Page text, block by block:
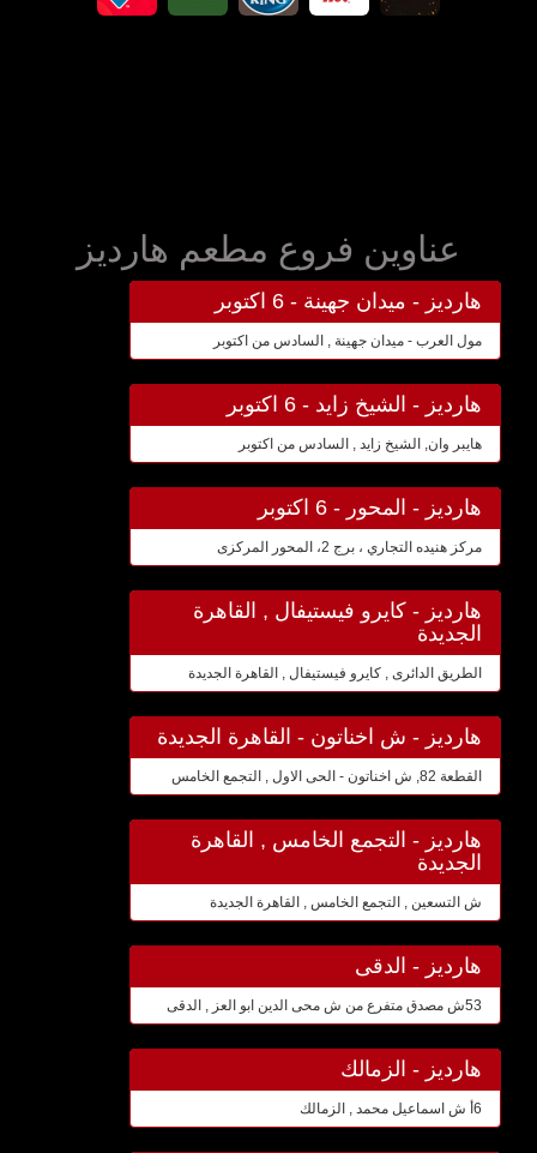
عناوين فروع مطعم هارديز
هارديز - ميدان جهينة - 6 اكتوبر
مول العرب - ميدان جهينة , السادس من اكتوبر
هارديز - الشيخ زايد - 6 اكتوبر
هايبر وان, الشيخ زايد , السادس من اكتوبر
هارديز - المحور - 6 اكتوبر
مركز هنيده التجاري ، برج 2، المحور المركزى
هارديز - كايرو فيستيفال , القاهرة
الجديدة
الطريق الدائرى , كايرو فيستيفال , القاهرة الجديدة
هارديز - ش اخناتون - القاهرة الجديدة
القطعة 82, ش اخناتون - الحى الاول , التجمع الخامس
هارديز - التجمع الخامس , القاهرة
الجديدة
ش التسعين , التجمع الخامس , القاهرة الجديدة
هارديز - الدقى
53ش مصدق متفرع من ش محى الدين ابو العز , الدقى
هارديز - الزمالك
6أ ش اسماعيل محمد , الزمالك